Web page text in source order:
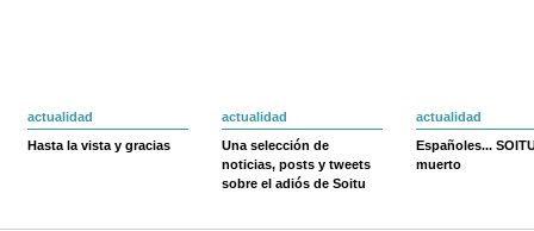
actualidad
Hasta la vista y gracias
actualidad
Una selección de
noticias, posts y tweets
sobre el adiós de Soitu
actualidad
Españoles...
muerto